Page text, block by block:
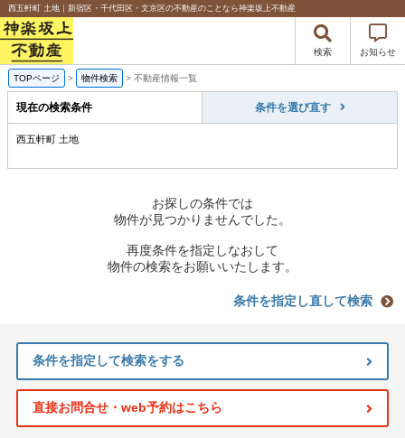
西五軒町 土地｜新宿区・千代田区・文京区の不動産のことなら神楽坂上不動産
検索 お知らせ
TOPページ > 物件検索 > 不動産情報一覧
現在の検索条件 条件を選び直す
西五軒町 土地
お探しの条件では
物件が見つかりませんでした。
再度条件を指定しなおして
物件の検索をお願いいたします。
条件を指定し直して検索
条件を指定して検索をする
直接お問合せ・web予約はこちら